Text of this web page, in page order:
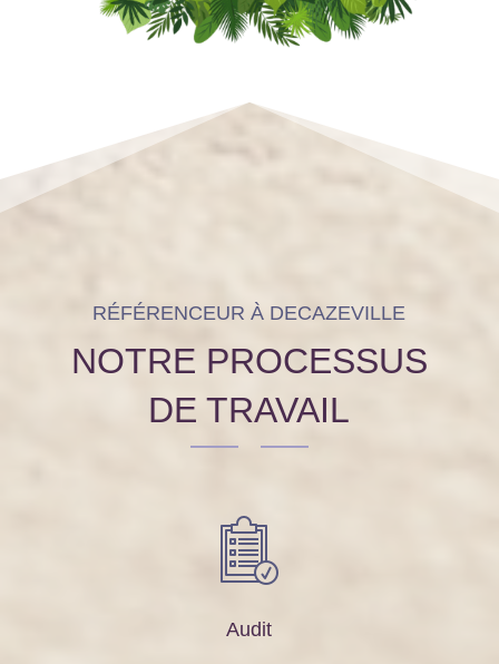
RÉFÉRENCEUR À DECAZEVILLE
NOTRE PROCESSUS
DE TRAVAIL
Audit